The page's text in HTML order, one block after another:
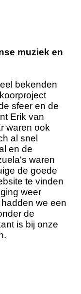
muziek en
bekenden
sfeer en de
Erik van
waren ook
al snel
en de
waren
de goede
te vinden
weer
we een
de
is bij onze